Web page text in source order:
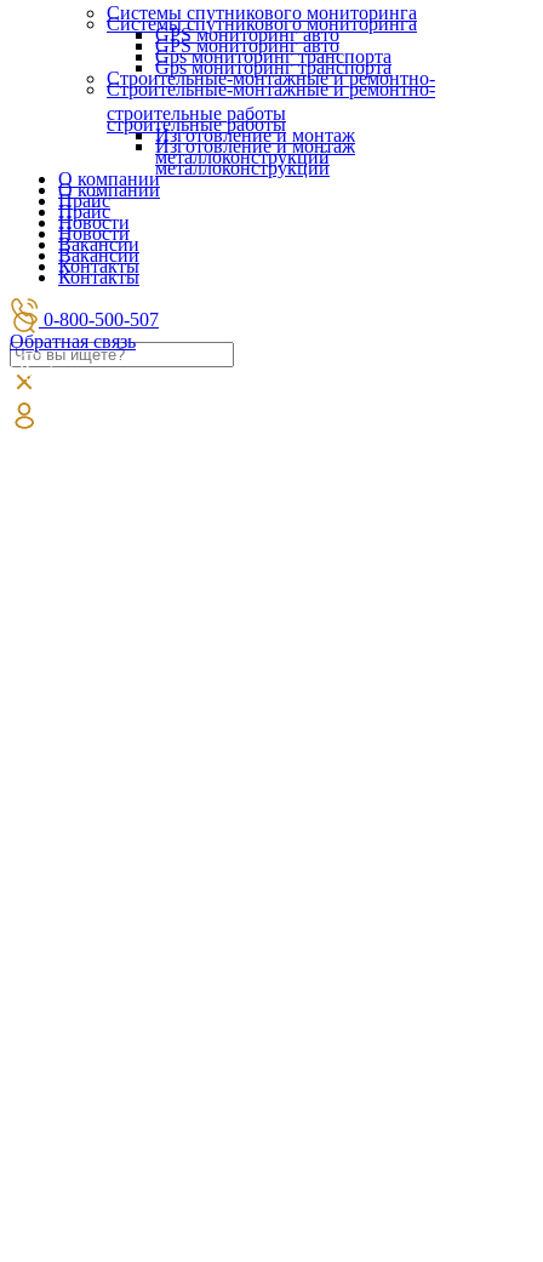
Системы спутникового мониторинга
GPS мониторинг авто
Gps мониторинг транспорта
Строительные-монтажные и ремонтно-
строительные работы
Изготовление и монтаж
металлоконструкций
О компании
Прайс
Новости
Вакансии
Контакты
Системы спутникового мониторинга
GPS мониторинг авто
Gps мониторинг транспорта
Строительные-монтажные и ремонтно-
строительные работы
Изготовление и монтаж
металлоконструкций
О компании
Прайс
Новости
Вакансии
Контакты
0-800-500-507
Обратная связь